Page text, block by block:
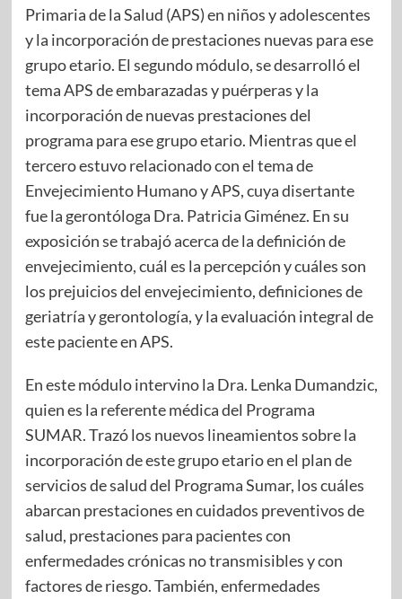
Primaria de la Salud (APS) en niños y adolescentes
y la incorporación de prestaciones nuevas para ese
grupo etario. El segundo módulo, se desarrolló el
tema APS de embarazadas y puérperas y la
incorporación de nuevas prestaciones del
programa para ese grupo etario. Mientras que el
tercero estuvo relacionado con el tema de
Envejecimiento Humano y APS, cuya disertante
fue la gerontóloga Dra. Patricia Giménez. En su
exposición se trabajó acerca de la definición de
envejecimiento, cuál es la percepción y cuáles son
los prejuicios del envejecimiento, definiciones de
geriatría y gerontología, y la evaluación integral de
este paciente en APS.
En este módulo intervino la Dra. Lenka Dumandzic,
quien es la referente médica del Programa
SUMAR. Trazó los nuevos lineamientos sobre la
incorporación de este grupo etario en el plan de
servicios de salud del Programa Sumar, los cuáles
abarcan prestaciones en cuidados preventivos de
salud, prestaciones para pacientes con
enfermedades crónicas no transmisibles y con
factores de riesgo. También, enfermedades